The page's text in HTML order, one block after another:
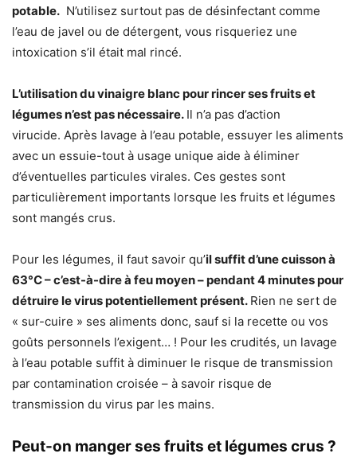
potable. N’utilisez surtout pas de désinfectant comme
l’eau de javel ou de détergent, vous risqueriez une
intoxication s’il était mal rincé.
L’utilisation du vinaigre blanc pour rincer ses fruits et
légumes n’est pas nécessaire. Il n’a pas d’action
virucide. Après lavage à l’eau potable, essuyer les aliments
avec un essuie-tout à usage unique aide à éliminer
d’éventuelles particules virales. Ces gestes sont
particulièrement importants lorsque les fruits et légumes
sont mangés crus.
Pour les légumes, il faut savoir qu’il suffit d’une cuisson à
63°C – c’est-à-dire à feu moyen – pendant 4 minutes pour
détruire le virus potentiellement présent. Rien ne sert de
« sur-cuire » ses aliments donc, sauf si la recette ou vos
goûts personnels l’exigent… ! Pour les crudités, un lavage
à l’eau potable suffit à diminuer le risque de transmission
par contamination croisée – à savoir risque de
transmission du virus par les mains.
Peut-on manger ses fruits et légumes crus ?